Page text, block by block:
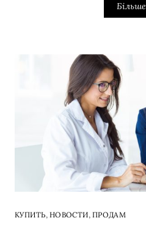
Більше
КУПИТЬ, НОВОСТИ, ПРОДАМ